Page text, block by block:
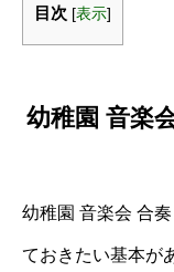
目次 [表示]
幼稚園 音楽
幼稚園 音楽会 合
ておきたい基本が